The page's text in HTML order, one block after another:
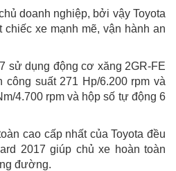
doanh nghiệp, bởi vậy Toyota
xe mạnh mẽ, vận hành an
sử dụng động cơ xăng 2GR-FE
công suất 271 Hp/6.200 rpm và
4.700 rpm và hộp số tự động 6
cao cấp nhất của Toyota đều
2017 giúp chủ xe hoàn toàn
đường.